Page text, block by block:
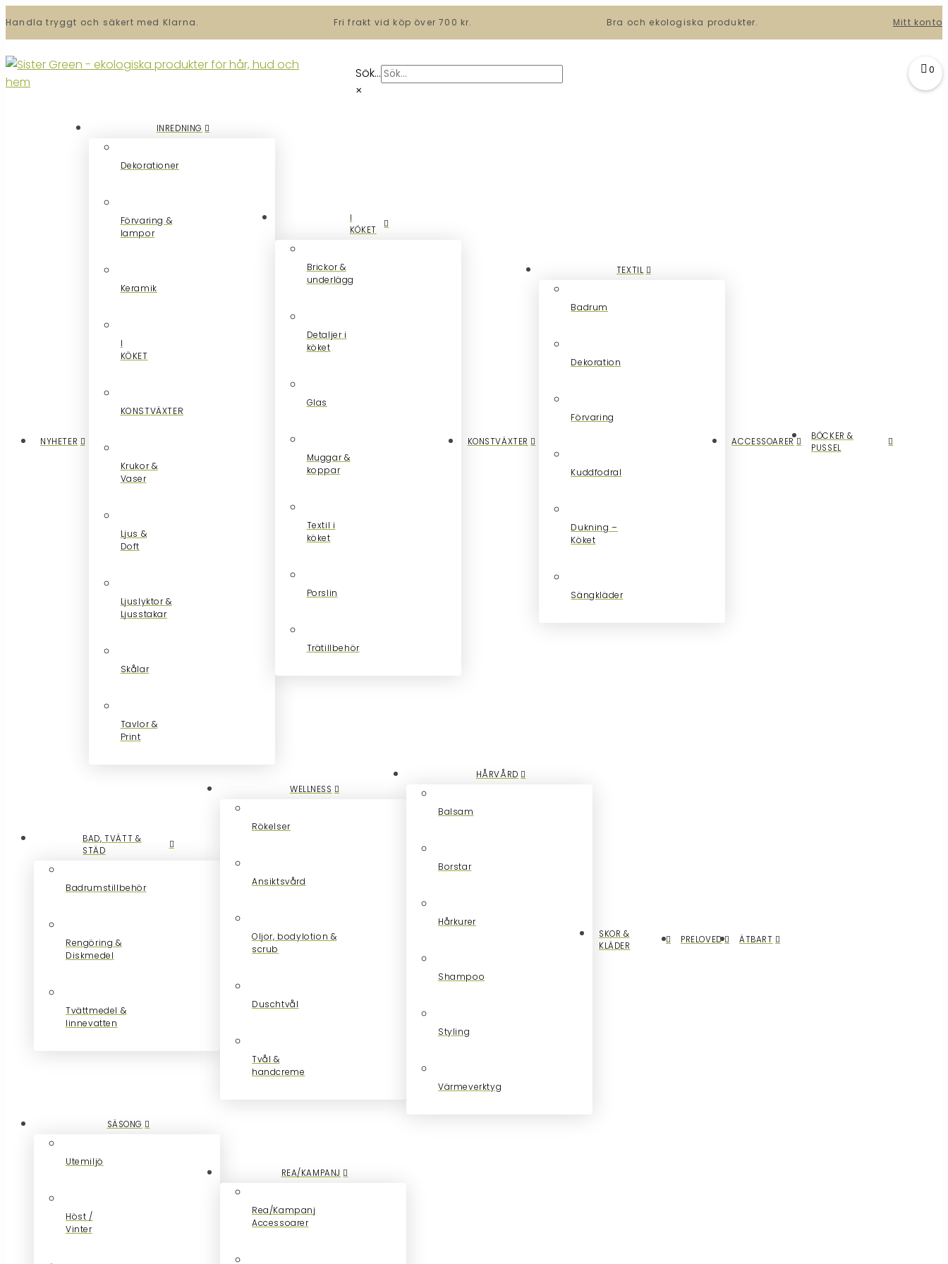
Handla tryggt och säkert med Klarna. Fri frakt vid köp över 700 kr. Bra och ekologiska produkter. Mitt konto
Sök...
×
0
NYHETER
INREDNING
Dekorationer
Förvaring &
lampor
Keramik
I
KÖKET
KONSTVÄXTER
Krukor &
Vaser
Ljus &
Doft
Ljuslyktor &
Ljusstakar
Skålar
Tavlor &
Print
I
KÖKET
Brickor &
underlägg
Detaljer i
köket
Glas
Muggar &
koppar
Textil i
köket
Porslin
Trätillbehör
KONSTVÄXTER
TEXTIL
Badrum
Dekoration
Förvaring
Kuddfodral
Dukning –
Köket
Sängkläder
ACCESSOARER
BÖCKER &
PUSSEL
BAD, TVÄTT &
STÄD
Badrumstillbehör
Rengöring &
Diskmedel
Tvättmedel &
linnevatten
WELLNESS
Rökelser
Ansiktsvård
Oljor, bodylotion &
scrub
Duschtvål
Tvål &
handcreme
HÅRVÅRD
Balsam
Borstar
Hårkurer
Shampoo
Styling
Värmeverktyg
SKOR &
KLÄDER
PRELOVED ÄTBART
SÄSONG
Utemiljö
Höst /
Vinter
REA/KAMPANJ
Rea/Kampanj
Accessoarer